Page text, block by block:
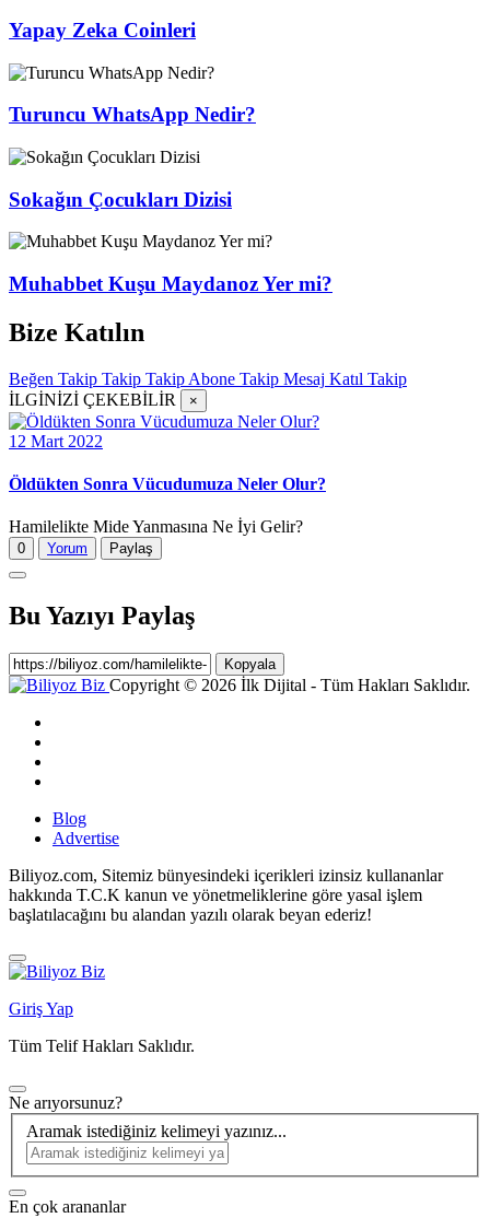
Yapay Zeka Coinleri
Turuncu WhatsApp Nedir?
Sokağın Çocukları Dizisi
Muhabbet Kuşu Maydanoz Yer mi?
Bize Katılın
Beğen Takip Takip Takip Abone Takip Mesaj Katıl Takip
İLGİNİZİ ÇEKEBİLİR
×
12 Mart 2022
Öldükten Sonra Vücudumuza Neler Olur?
Hamilelikte Mide Yanmasına Ne İyi Gelir?
0 Yorum Paylaş
Bu Yazıyı Paylaş
Kopyala
Copyright © 2026 İlk Dijital - Tüm Hakları Saklıdır.
Blog
Advertise
Biliyoz.com, Sitemiz bünyesindeki içerikleri izinsiz kullananlar
hakkında T.C.K kanun ve yönetmeliklerine göre yasal işlem
başlatılacağını bu alandan yazılı olarak beyan ederiz!
Giriş Yap
Tüm Telif Hakları Saklıdır.
Ne arıyorsunuz?
Aramak istediğiniz kelimeyi yazınız...
En çok arananlar